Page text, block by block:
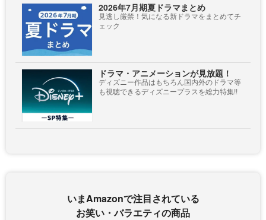
2026年7月期夏ドラマまとめ
見逃し厳禁！気になる新ドラマをまとめてチ
ェック
ドラマ・アニメーションが見放題！
ディズニー作品はもちろん国内外のドラマ等
も視聴できるディズニープラスを総力特集!!
いまAmazonで注目されている
お笑い・バラエティの商品